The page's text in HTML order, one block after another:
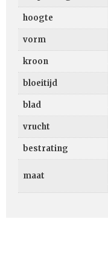
hoogte
vorm
kroon
bloeitijd
blad
vrucht
bestrating
maat